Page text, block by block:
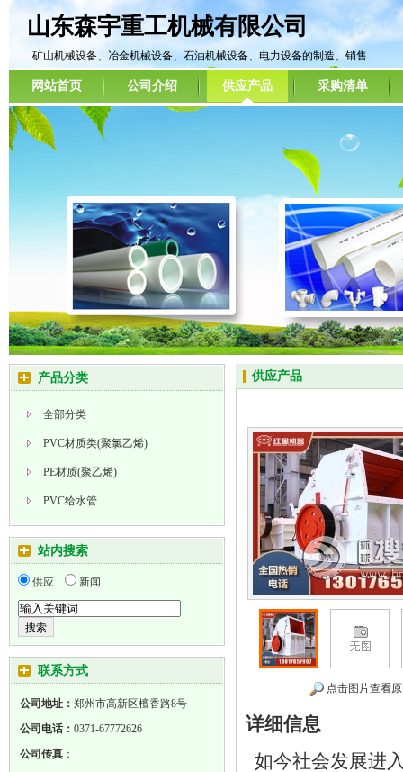
山东森宇重工机械有限公司
矿山机械设备、冶金机械设备、石油机械设备、电力设备的制造、销售
网站首页 公司介绍 供应产品 采购清单
产品分类
全部分类
PVC材质类(聚氯乙烯)
PE材质(聚乙烯)
PVC给水管
PVC梅花管
PE给水管
HDPE双壁波纹管
站内搜索
供应 新闻
联系方式
公司地址： 郑州市高新区檀香路8号
公司电话： 0371-67772626
公司传真 ：
供应产品
点击图片查看
详细信息
如今社会发展进